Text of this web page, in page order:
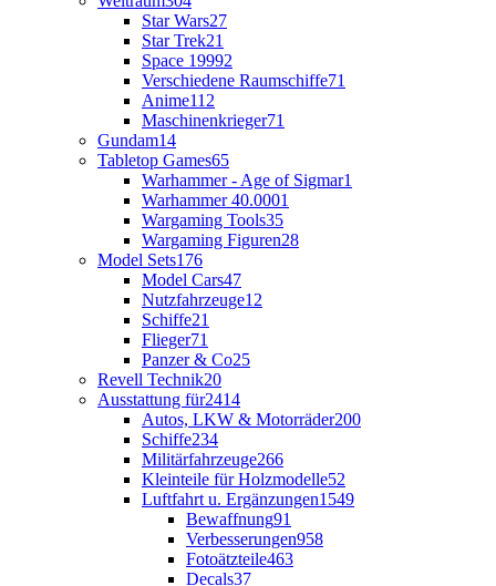
Star Wars27
Star Trek21
Space 19992
Verschiedene Raumschiffe71
Anime112
Maschinenkrieger71
Gundam14
Tabletop Games65
Warhammer - Age of Sigmar1
Warhammer 40.0001
Wargaming Tools35
Wargaming Figuren28
Model Sets176
Model Cars47
Nutzfahrzeuge12
Schiffe21
Flieger71
Panzer & Co25
Revell Technik20
Ausstattung für2414
Autos, LKW & Motorräder200
Schiffe234
Militärfahrzeuge266
Kleinteile für Holzmodelle52
Luftfahrt u. Ergänzungen1549
Bewaffnung91
Verbesserungen958
Fotoätzteile463
Decals37